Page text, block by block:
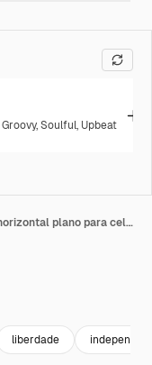
Groovy,Soulful, Upbeat
Uma animação de modelo de banner horizontal plano para celebração de 7 de setembro.
liberdade